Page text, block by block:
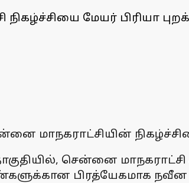
மேயர் பிரியா
சென்னை
பிரத்யேகமாக நவீன